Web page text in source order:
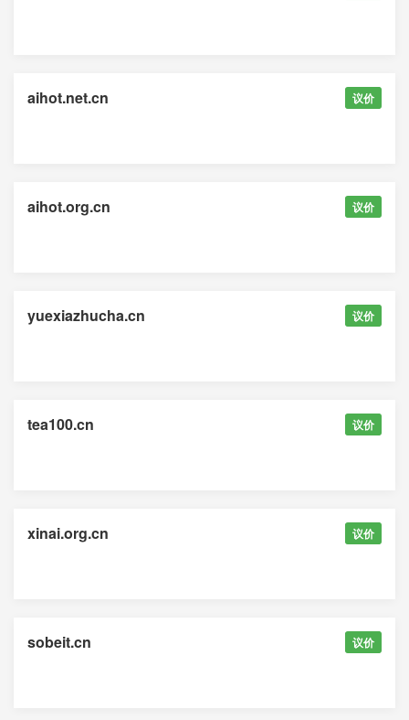
aihot.net.cn 议价
aihot.org.cn 议价
yuexiazhucha.cn 议价
tea100.cn 议价
xinai.org.cn 议价
sobeit.cn 议价